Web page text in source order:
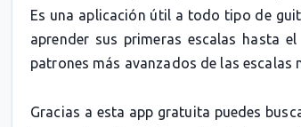
Es una aplicación útil a todo tipo de
aprender sus primeras escalas hasta
patrones más avanzados de las escalas
Gracias a esta app gratuita puedes